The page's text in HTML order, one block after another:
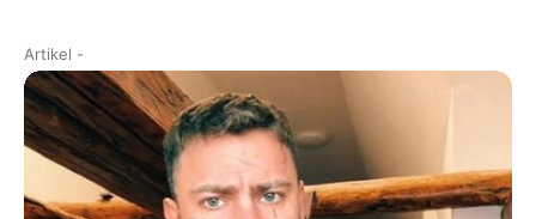
Artikel -